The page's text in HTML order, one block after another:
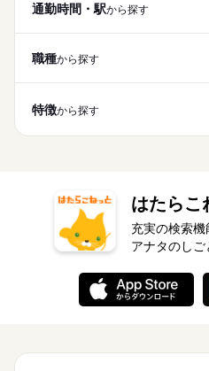
通勤時間・駅から探す
職種から探す
特徴から探す
はたらこ
充実の検索
アナタのしご